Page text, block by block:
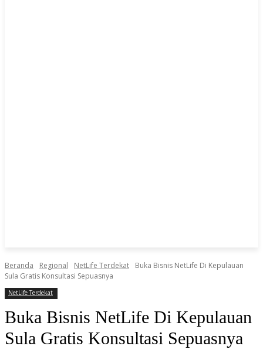
Beranda Regional NetLife Terdekat
Buka Bisnis NetLife Di Kepulauan
Sula Gratis Konsultasi Sepuasnya
NetLife Terdekat
Buka Bisnis NetLife Di Kepulauan
Sula Gratis Konsultasi Sepuasnya